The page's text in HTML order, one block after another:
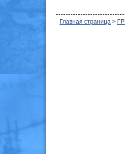
Главная страница >